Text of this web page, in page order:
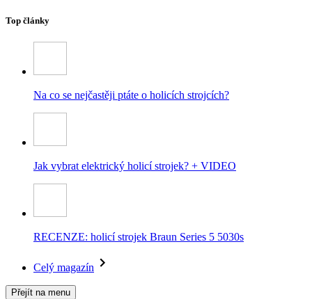
Top články
Na co se nejčastěji ptáte o holicích strojcích?
Jak vybrat elektrický holicí strojek? + VIDEO
RECENZE: holicí strojek Braun Series 5 5030s
Celý magazín
Přejít na menu